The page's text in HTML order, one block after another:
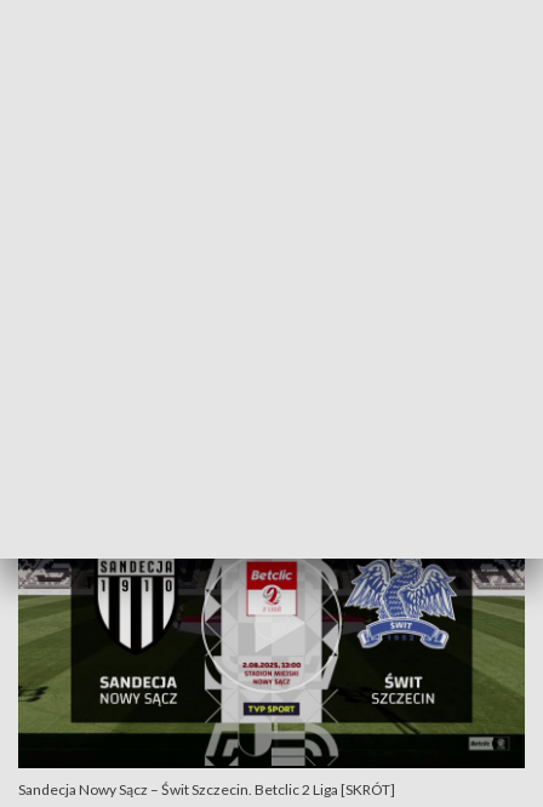
Sandecja Nowy Sącz – Świt Szczecin. Betclic 2 Liga [SKRÓT]